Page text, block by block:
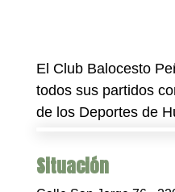
El Club Balocesto
todos sus partidos
de los Deportes de
Situación